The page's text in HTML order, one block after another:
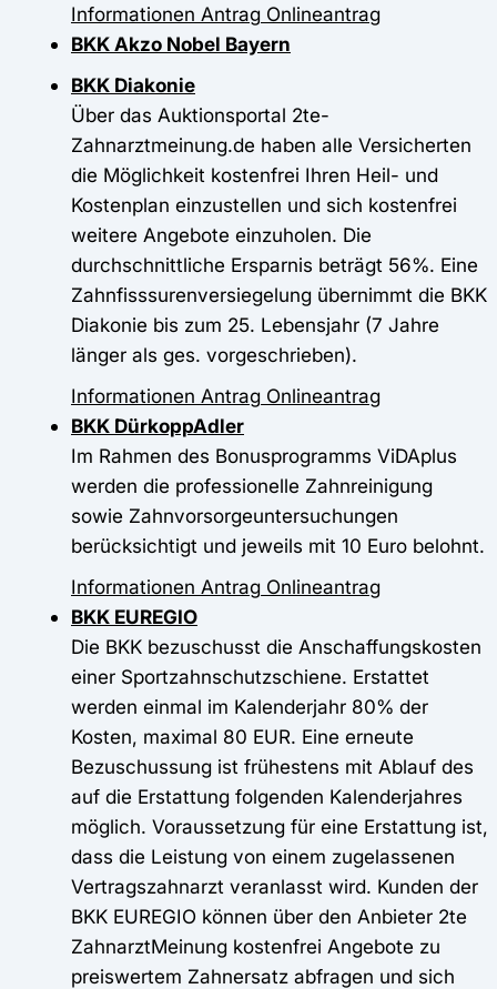
Informationen Antrag Onlineantrag
BKK Akzo Nobel Bayern
BKK Diakonie
Über das Auktionsportal 2te-
Zahnarztmeinung.de haben alle Versicherten
die Möglichkeit kostenfrei Ihren Heil- und
Kostenplan einzustellen und sich kostenfrei
weitere Angebote einzuholen. Die
durchschnittliche Ersparnis beträgt 56%. Eine
Zahnfisssurenversiegelung übernimmt die BKK
Diakonie bis zum 25. Lebensjahr (7 Jahre
länger als ges. vorgeschrieben).
Informationen Antrag Onlineantrag
BKK DürkoppAdler
Im Rahmen des Bonusprogramms ViDAplus
werden die professionelle Zahnreinigung
sowie Zahnvorsorgeuntersuchungen
berücksichtigt und jeweils mit 10 Euro belohnt.
Informationen Antrag Onlineantrag
BKK EUREGIO
Die BKK bezuschusst die Anschaffungskosten
einer Sportzahnschutzschiene. Erstattet
werden einmal im Kalenderjahr 80% der
Kosten, maximal 80 EUR. Eine erneute
Bezuschussung ist frühestens mit Ablauf des
auf die Erstattung folgenden Kalenderjahres
möglich. Voraussetzung für eine Erstattung ist,
dass die Leistung von einem zugelassenen
Vertragszahnarzt veranlasst wird. Kunden der
BKK EUREGIO können über den Anbieter 2te
ZahnarztMeinung kostenfrei Angebote zu
preiswertem Zahnersatz abfragen und sich